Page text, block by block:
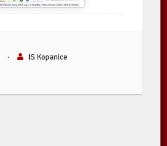
· IS Kopanice